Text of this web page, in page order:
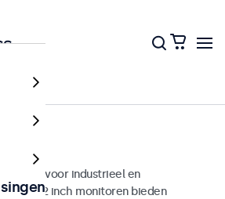
voor industrieel en
Deze 12 inch monitoren bieden